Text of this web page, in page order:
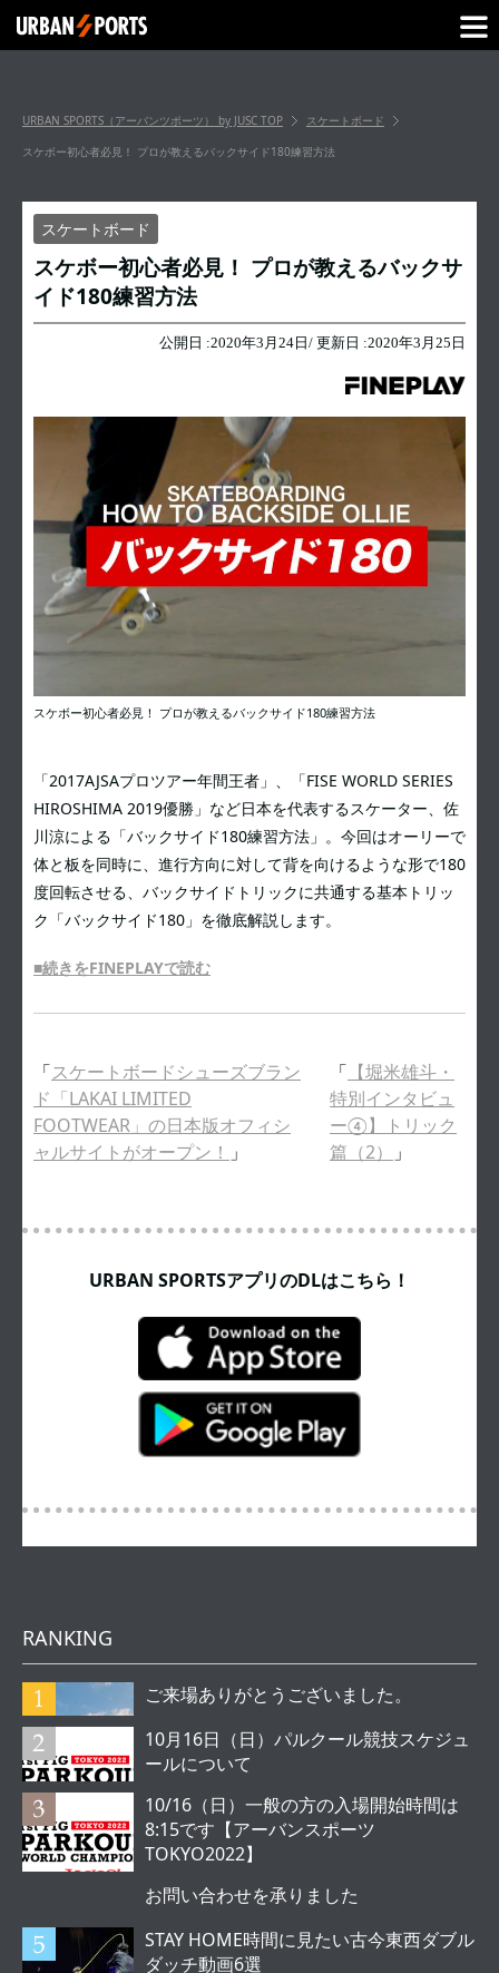
URBAN SPORTS（アーバンツポーツ） by JUSC TOP
スケートボード
スケボー初心者必見！ プロが教えるバックサイド180練習方法
スケートボード
スケボー初心者必見！ プロが教えるバックサ
イド180練習方法
公開日 :2020年3月24日 / 更新日 :2020年3月25日
スケボー初心者必見！ プロが教えるバックサイド180練習方法
「2017AJSAプロツアー年間王者」、「FISE WORLD SERIES
HIROSHIMA 2019優勝」など日本を代表するスケーター、佐
川涼による「バックサイド180練習方法」。今回はオーリーで
体と板を同時に、進行方向に対して背を向けるような形で180
度回転させる、バックサイドトリックに共通する基本トリッ
ク「バックサイド180」を徹底解説します。
■続きをFINEPLAYで読む
「スケートボードシューズブラン
ド「LAKAI LIMITED
FOOTWEAR」の日本版オフィシ
ャルサイトがオープン！ 」
「 【堀米雄斗・
特別インタビュ
ー④】トリック
篇（2）
」
URBAN SPORTSアプリのDLはこちら！
RANKING
ご来場ありがとうございました。
10月16日（日）パルクール競技スケジュ
ールについて
10/16（日）一般の方の入場開始時間は
8:15です【アーバンスポーツ
TOKYO2022】
お問い合わせを承りました
STAY HOME時間に見たい古今東西ダブル
ダッチ動画6選